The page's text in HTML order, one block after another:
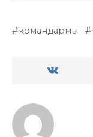
командармы